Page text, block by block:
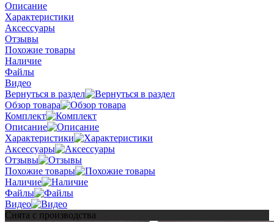
Описание
Характеристики
Аксессуары
Отзывы
Похожие товары
Наличие
Файлы
Видео
Вернуться в раздел
Обзор товара
Комплект
Описание
Характеристики
Аксессуары
Отзывы
Похожие товары
Наличие
Файлы
Видео
Снята с производства